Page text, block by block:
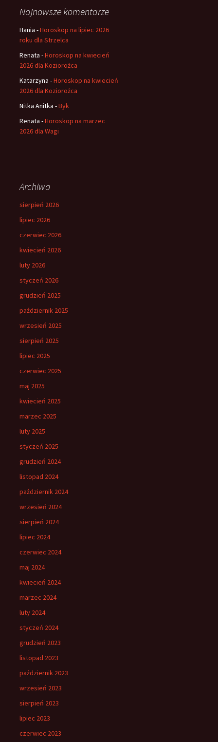
Najnowsze komentarze
Hania -Horoskop na lipiec 2026
roku dla Strzelca
Renata -Horoskop na kwiecień
2026 dla Koziorożca
Katarzyna -Horoskop na kwiecień
2026 dla Koziorożca
Nitka Anitka -Byk
Renata -Horoskop na marzec
2026 dla Wagi
Archiwa
sierpień 2026
lipiec 2026
czerwiec 2026
kwiecień 2026
luty 2026
styczeń 2026
grudzień 2025
październik 2025
wrzesień 2025
sierpień 2025
lipiec 2025
czerwiec 2025
maj 2025
kwiecień 2025
marzec 2025
luty 2025
styczeń 2025
grudzień 2024
listopad 2024
październik 2024
wrzesień 2024
sierpień 2024
lipiec 2024
czerwiec 2024
maj 2024
kwiecień 2024
marzec 2024
luty 2024
styczeń 2024
grudzień 2023
listopad 2023
październik 2023
wrzesień 2023
sierpień 2023
lipiec 2023
czerwiec 2023